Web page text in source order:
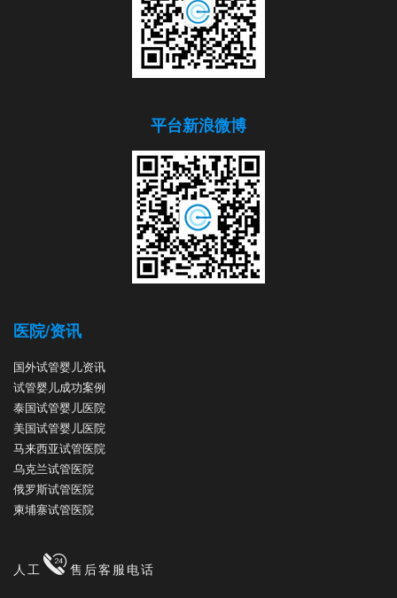
平台新浪微博
医院/资讯
国外试管婴儿资讯
试管婴儿成功案例
泰国试管婴儿医院
美国试管婴儿医院
马来西亚试管医院
乌克兰试管医院
俄罗斯试管医院
柬埔寨试管医院
人工 售后客服电话